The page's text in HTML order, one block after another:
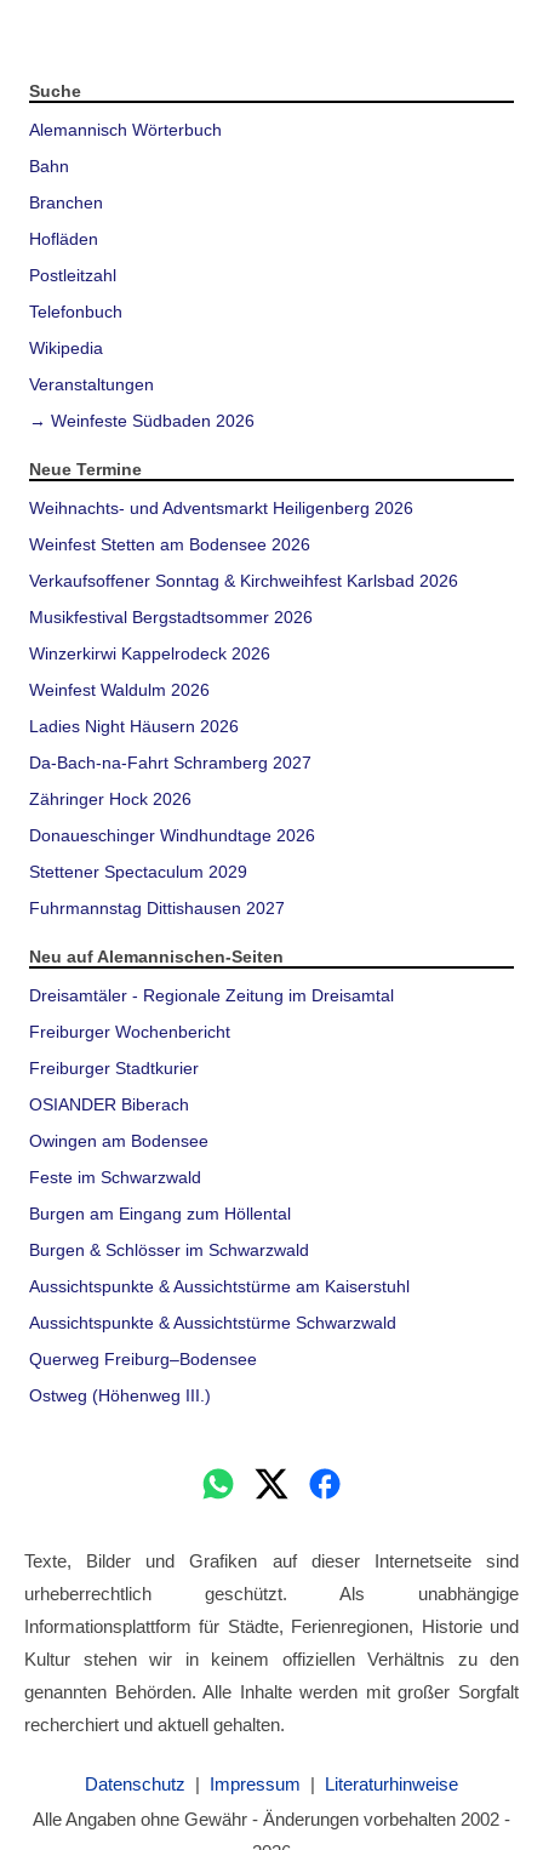
Suche
Alemannisch Wörterbuch
Bahn
Branchen
Hofläden
Postleitzahl
Telefonbuch
Wikipedia
Veranstaltungen
→ Weinfeste Südbaden 2026
Neue Termine
Weihnachts- und Adventsmarkt Heiligenberg 2026
Weinfest Stetten am Bodensee 2026
Verkaufsoffener Sonntag & Kirchweihfest Karlsbad 2026
Musikfestival Bergstadtsommer 2026
Winzerkirwi Kappelrodeck 2026
Weinfest Waldulm 2026
Ladies Night Häusern 2026
Da-Bach-na-Fahrt Schramberg 2027
Zähringer Hock 2026
Donaueschinger Windhundtage 2026
Stettener Spectaculum 2029
Fuhrmannstag Dittishausen 2027
Neu auf Alemannischen-Seiten
Dreisamtäler - Regionale Zeitung im Dreisamtal
Freiburger Wochenbericht
Freiburger Stadtkurier
OSIANDER Biberach
Owingen am Bodensee
Feste im Schwarzwald
Burgen am Eingang zum Höllental
Burgen & Schlösser im Schwarzwald
Aussichtspunkte & Aussichtstürme am Kaiserstuhl
Aussichtspunkte & Aussichtstürme Schwarzwald
Querweg Freiburg–Bodensee
Ostweg (Höhenweg III.)
Texte, Bilder und Grafiken auf dieser Internetseite sind
urheberrechtlich geschützt. Als unabhängige
Informationsplattform für Städte, Ferienregionen, Historie und
Kultur stehen wir in keinem offiziellen Verhältnis zu den
genannten Behörden. Alle Inhalte werden mit großer Sorgfalt
recherchiert und aktuell gehalten.
Datenschutz | Impressum | Literaturhinweise
Alle Angaben ohne Gewähr - Änderungen vorbehalten 2002 -